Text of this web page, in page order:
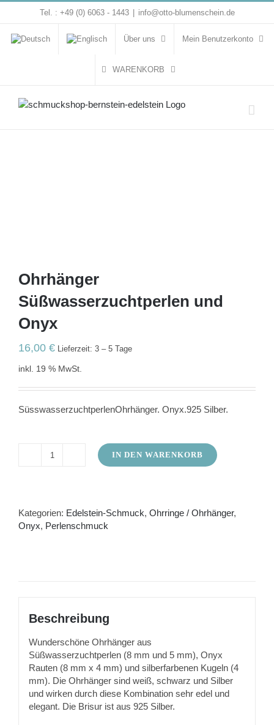
springen
Tel. : +49 (0) 6063 - 1443 info@otto-blumenschein.de
Über uns Mein Benutzerkonto
WARENKORB
Ohrhänger
Süßwasserzuchtperlen und
Onyx
16,00 € Lieferzeit: 3 – 5 Tage
inkl. 19 % MwSt.
SüsswasserzuchtperlenOhrhänger. Onyx.925 Silber.
Ohrhänger
Menge
IN DEN WARENKORB
Kategorien: Edelstein-Schmuck, Ohrringe / Ohrhänger,
Onyx, Perlenschmuck
Beschreibung
Wunderschöne Ohrhänger aus
Süßwasserzuchtperlen (8 mm und 5 mm), Onyx
Rauten (8 mm x 4 mm) und silberfarbenen Kugeln (4
mm). Die Ohrhänger sind weiß, schwarz und Silber
und wirken durch diese Kombination sehr edel und
elegant. Die Brisur ist aus 925 Silber.